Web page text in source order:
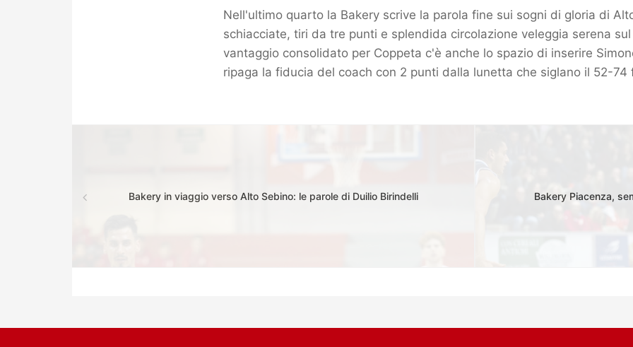
Nell'ultimo quarto la Bakery scrive la parola fine sui sogni di gloria di
schiacciate, tiri da tre punti e splendida circolazione veleggia serena sul
vantaggio consolidato per Coppeta c'è anche lo spazio di inserire
ripaga la fiducia del coach con 2 punti dalla lunetta che siglano il 52-74
Bakery in viaggio verso Alto Sebino: le parole di Duilio Birindelli Bakery Piacenza,